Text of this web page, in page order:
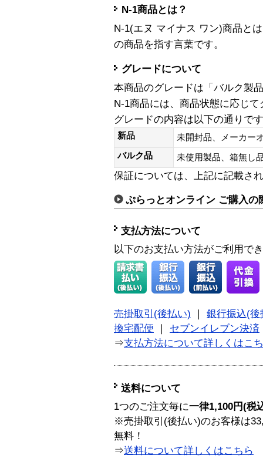
N-1商品とは？
N-1(エヌ マイナス ワン)商品と
の商品を指す言葉です。
グレードについて
本商品のグレードは「バルク製
N-1商品には、商品状態に応じ
グレードの内容は以下の通りで
新品
未開封品、メーカー
バルク品
未使用製品、箱無
保証については、上記に記載さ
ぷらっとオンライン ご購入の
支払方法について
以下のお支払い方法がご利用で
売掛取引(後払い)
銀行振込(後
換宅配便
セブンイレブン決済
⇒支払方法について詳しくはこ
送料について
1つのご注文毎に一律1,100円(税
※売掛取引(後払い)のお客様は
無料！
⇒送料について詳しくはこちら